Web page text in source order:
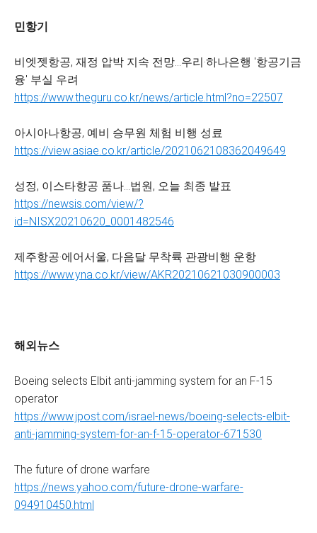
민항기
비엣젯항공, 재정 압박 지속 전망…우리·하나은행 '항공기금
융' 부실 우려
https://www.theguru.co.kr/news/article.html?no=22507
아시아나항공, 예비 승무원 체험 비행 성료
https://view.asiae.co.kr/article/2021062108362049649
성정, 이스타항공 품나…법원, 오늘 최종 발표
https://newsis.com/view/?
id=NISX20210620_0001482546
제주항공·에어서울, 다음달 무착륙 관광비행 운항
https://www.yna.co.kr/view/AKR20210621030900003
해외뉴스
Boeing selects Elbit anti-jamming system for an F-15
operator
https://www.jpost.com/israel-news/boeing-selects-elbit-
anti-jamming-system-for-an-f-15-operator-671530
The future of drone warfare
https://news.yahoo.com/future-drone-warfare-
094910450.html